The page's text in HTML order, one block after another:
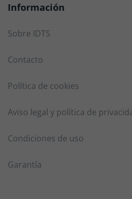
Información
Sobre IDTS
Contacto
Política de cookies
Aviso legal y política de
Condiciones de uso
Garantía